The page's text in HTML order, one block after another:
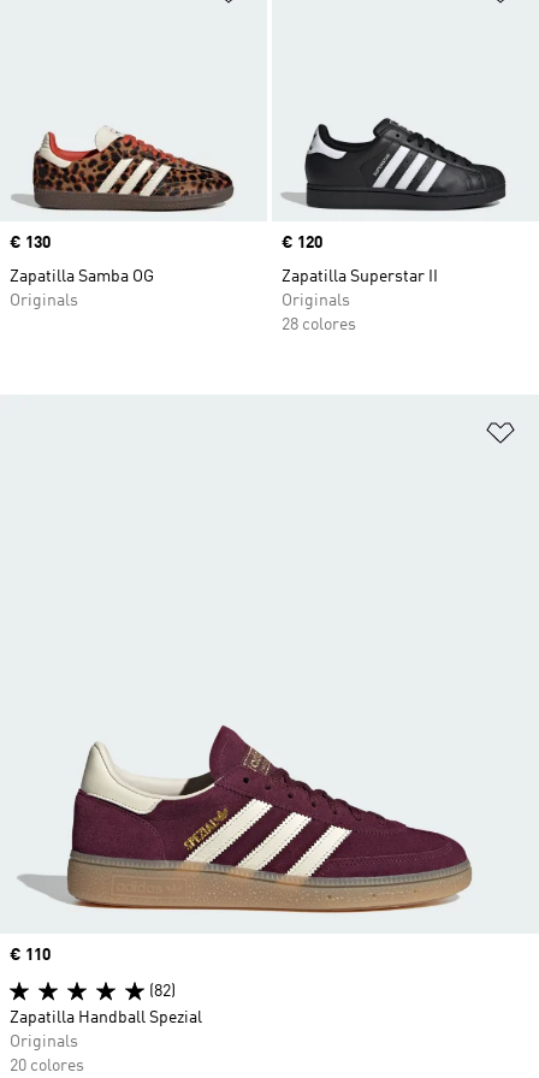
Precio
€ 130
Zapatilla Samba OG
Originals
Precio
€ 120
Zapatilla Superstar II
Originals
28 colores
Precio
€ 110
(82)
Zapatilla Handball Spezial
Originals
20 colores